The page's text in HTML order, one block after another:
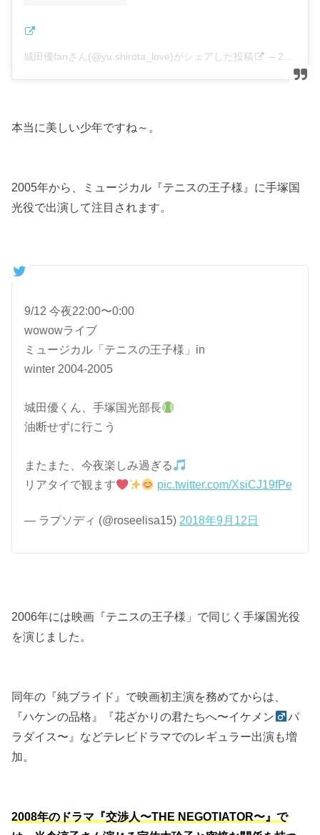
城田優fanさん(@yu.shirota_love)がシェアした投稿 – 2018年12月月9日午前4時23分PST
本当に美しい少年ですね～。
2005年から、ミュージカル『テニスの王子様』に手塚国
光役で出演して注目されます。
9/12 今夜22:00〜0:00
wowowライブ
ミュージカル「テニスの王子様」in
winter 2004-2005
城田優くん、手塚国光部長
油断せずに行こう
またまた、今夜楽しみ過ぎる
リアタイで観ます
pic.twitter.com/XsiCJ19fPe
— ラプソディ (@roseelisa15) 2018年9月12日
2006年には映画『テニスの王子様」で同じく手塚国光役
を演じました。
同年の『純ブライド』で映画初主演を務めてからは、
『ハケンの品格』『花ざかりの君たちへ〜イケメン
パ
ラダイス〜』などテレビドラマでのレギュラー出演も増
加。
2008年のドラマ『交渉人〜THE NEGOTIATOR〜』で